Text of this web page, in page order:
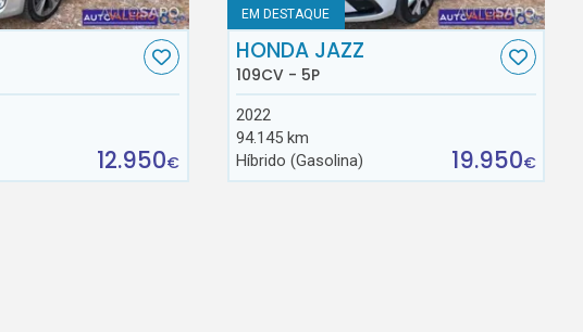
12.950€
EM DESTAQUE
HONDA JAZZ
109CV - 5P
2022
94.145 km
Híbrido (Gasolina)
19.950€